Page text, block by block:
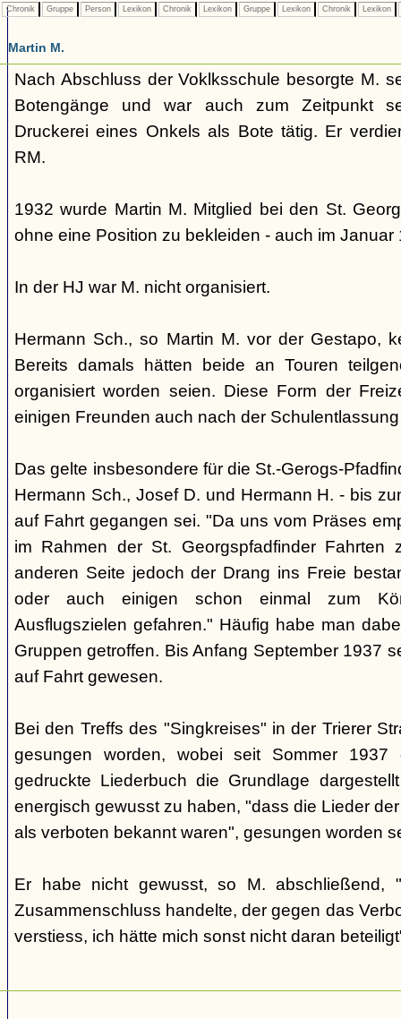
Chronik Gruppe Person Lexikon Chronik Lexikon Gruppe Lexikon Chronik Lexikon
Martin M.
Nach Abschluss der Voklksschule besorgte M.
Botengänge und war auch zum Zeitpunkt
Druckerei eines Onkels als Bote tätig. Er
RM.
1932 wurde Martin M. Mitglied bei den St.
ohne eine Position zu bekleiden - auch im
In der HJ war M. nicht organisiert.
Hermann Sch., so Martin M. vor der Gestapo,
Bereits damals hätten beide an Touren
organisiert worden seien. Diese Form der
einigen Freunden auch nach der
Das gelte insbesondere für die St.-Gerogs-
Hermann Sch., Josef D. und Hermann H. - bis
auf Fahrt gegangen sei. "Da uns vom Präses
im Rahmen der St. Georgspfadfinder Fahrten
anderen Seite jedoch der Drang ins Freie
oder auch einigen schon einmal zum
Ausflugszielen gefahren." Häufig habe man
Gruppen getroffen. Bis Anfang September 1937
auf Fahrt gewesen.
Bei den Treffs des "Singkreises" in der Trierer
gesungen worden, wobei seit Sommer
gedruckte Liederbuch die Grundlage
energisch gewusst zu haben, "dass die Lieder
als verboten bekannt waren", gesungen worden
Er habe nicht gewusst, so M. abschließend,
Zusammenschluss handelte, der gegen das
verstiess, ich hätte mich sonst nicht daran